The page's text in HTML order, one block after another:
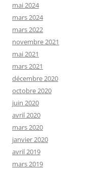
mai 2024
mars 2024
mars 2022
novembre 2021
mai 2021
mars 2021
décembre 2020
octobre 2020
juin 2020
avril 2020
mars 2020
janvier 2020
avril 2019
mars 2019